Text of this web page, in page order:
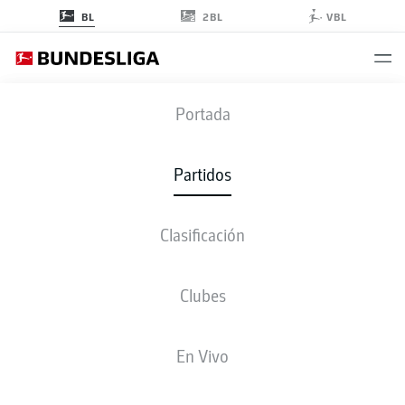
BL 2BL VBL
Portada
Partidos
Clasificación
Clubes
En Vivo
BMG - BOC
2 1
ALINEACIONES ESTADÍSTICAS